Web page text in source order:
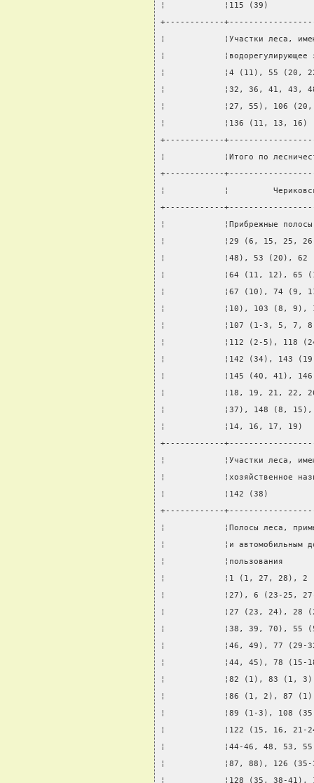
¦            ¦115 (39)
+------------
¦            ¦Участки леса,
¦
¦            ¦4 (11), 55 (20,
¦            ¦32, 36, 41, 43,
¦            ¦27, 55), 106
¦            ¦136 (11, 13,
+------------
¦            ¦Итого по
+------------
¦            ¦
+------------
¦            ¦Прибрежные
¦            ¦29 (6, 15, 25, 26,
¦            ¦48), 53 (20),
¦            ¦64 (11, 12), 65
¦            ¦67 (10), 74 (9,
¦            ¦10), 103 (8, 9),
¦            ¦107 (1-3, 5, 7,
¦            ¦112 (2-5), 118
¦            ¦142 (34), 143
¦            ¦145 (40, 41),
¦            ¦18, 19, 21, 22,
¦            ¦37), 148 (8,
¦            ¦14, 16, 17,
+------------
¦            ¦Участки леса,
¦            ¦хозяйственное
¦            ¦142 (38)
+------------
¦            ¦Полосы леса,
¦            ¦и
¦
¦            ¦1 (1, 27, 28), 2
¦            ¦27), 6 (23-25,
¦            ¦27 (23, 24),
¦            ¦38, 39, 70), 55
¦            ¦46, 49), 77
¦            ¦44, 45), 78
¦            ¦82 (1), 83 (1,
¦            ¦86 (1, 2), 87
¦            ¦89 (1-3), 108
¦            ¦122 (15, 16,
¦            ¦44-46, 48, 53,
¦            ¦87, 88), 126
¦            ¦128 (35, 38-